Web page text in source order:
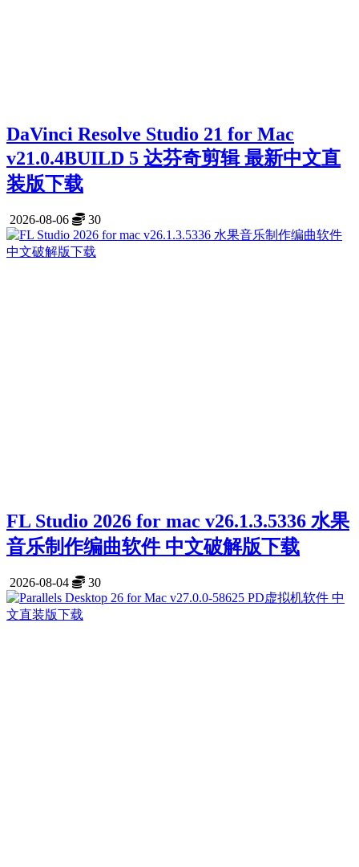
DaVinci Resolve Studio 21 for Mac
v21.0.4BUILD 5 达芬奇剪辑 最新中文直
装版下载
2026-08-06 30
FL Studio 2026 for mac v26.1.3.5336 水果
音乐制作编曲软件 中文破解版下载
2026-08-04 30